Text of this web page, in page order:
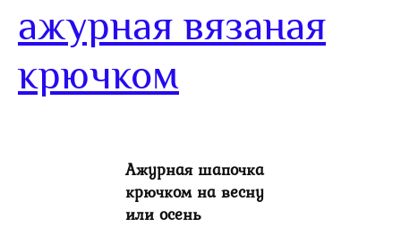
ажурная вязаная
крючком
Ажурная шапочка
крючком на весну
или осень